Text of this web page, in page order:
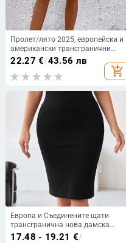
Пролет/лято 2025, европейски и
американски трансгранични
нови флорални модни дамски
широки шорти с драпировка,
универсални ежедневни
22.27 €/43.56 лв
add_shopping_cart
Европа и Съединените щати
трансгранична нова дамска
еластична пола с висока талия,
17.48 - 19.21 €/